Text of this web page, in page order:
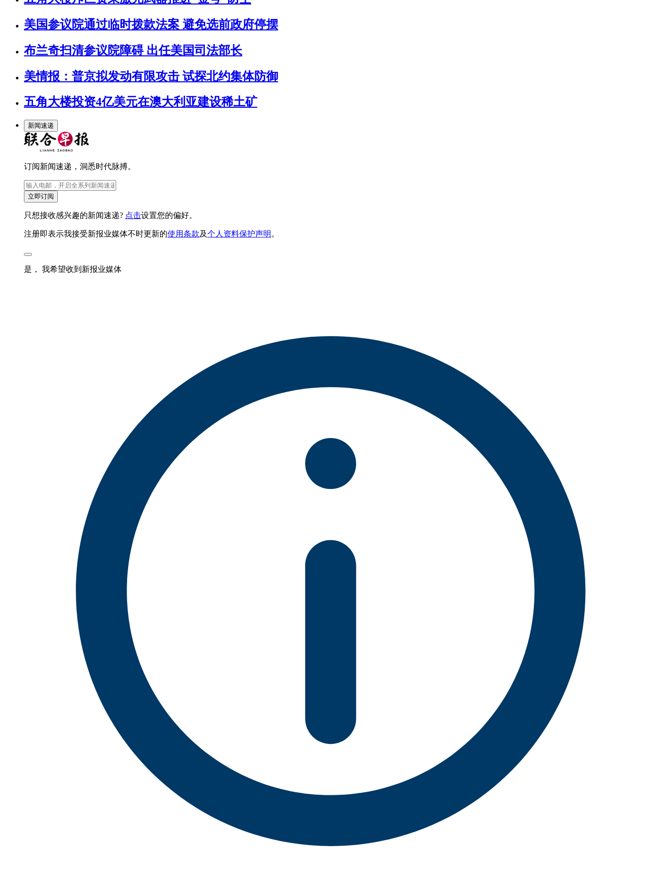
美国参议院通过临时拨款法案 避免选前政府停摆
布兰奇扫清参议院障碍 出任美国司法部长
美情报：普京拟发动有限攻击 试探北约集体防御
五角大楼投资4亿美元在澳大利亚建设稀土矿
新闻速递
订阅新闻速递，洞悉时代脉搏。
立即订阅
只想接收感兴趣的新闻速递? 点击设置您的偏好。
注册即表示我接受新报业媒体不时更新的使用条款及个人资料保护声明 。
是， 我希望收到新报业媒体